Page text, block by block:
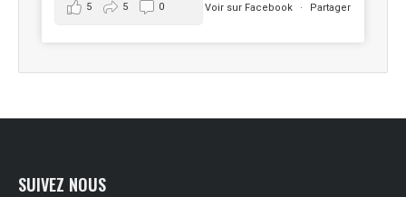
Voir sur Facebook · Partager
5 5 0
SUIVEZ NOUS